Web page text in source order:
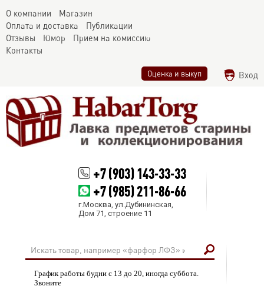
О компании
Магазин
Оплата и доставка
Публикации
Отзывы
Юмор
Прием на комиссию
Контакты
Оценка и выкуп Вход
+7 (903) 143-33-33
+7 (985) 211-86-66
г.Москва, ул.Дубининская,
Дом 71, строение 11
График работы будни с 13 до 20, иногда суббота.
Звоните